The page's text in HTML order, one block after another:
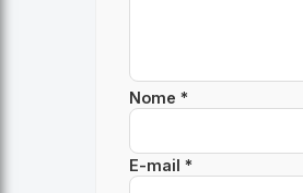
Nome *
E-mail *